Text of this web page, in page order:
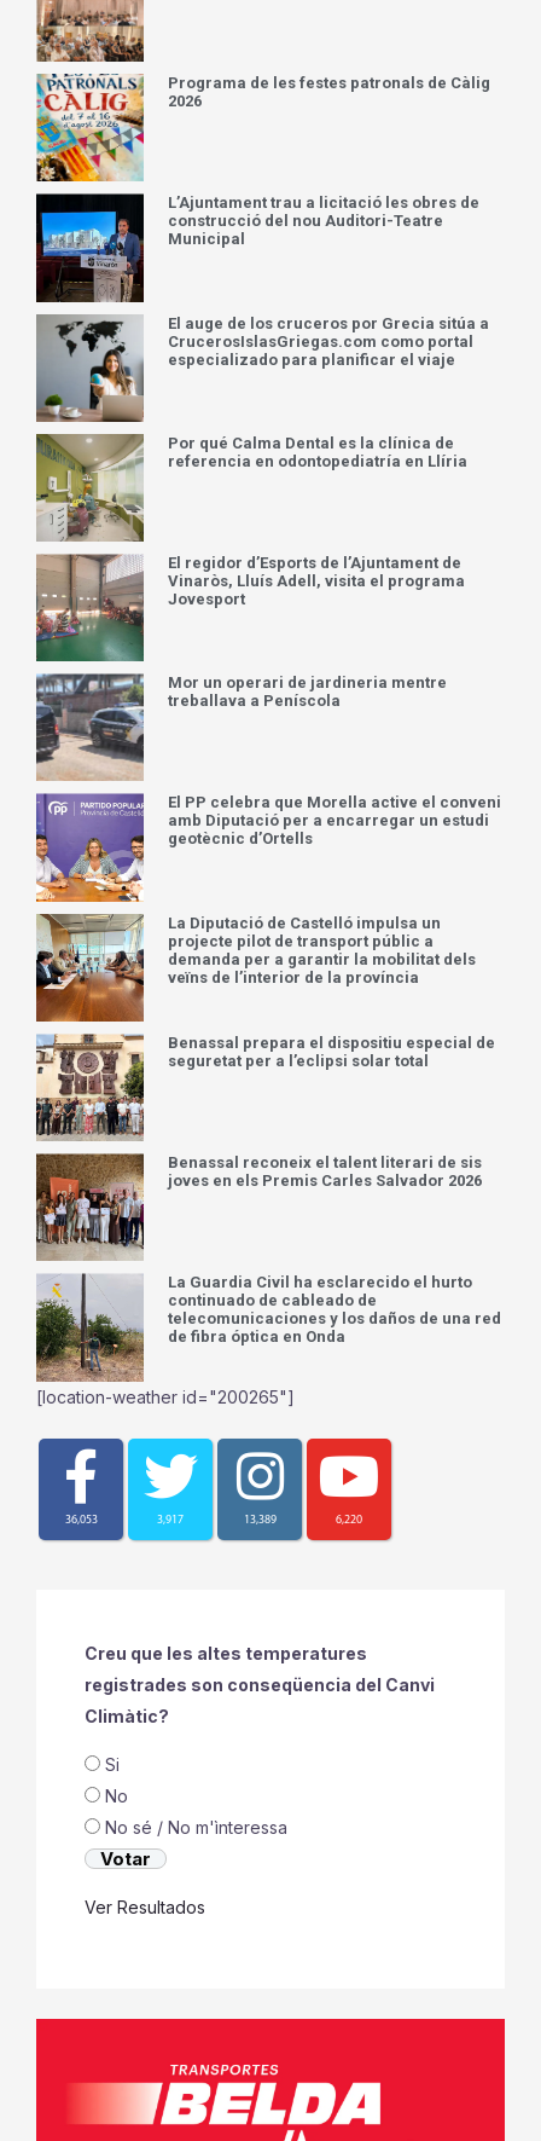
Programa de les festes patronals de Càlig
2026
L’Ajuntament trau a licitació les obres de
construcció del nou Auditori-Teatre
Municipal
El auge de los cruceros por Grecia sitúa a
CrucerosIslasGriegas.com como portal
especializado para planificar el viaje
Por qué Calma Dental es la clínica de
referencia en odontopediatría en Llíria
El regidor d’Esports de l’Ajuntament de
Vinaròs, Lluís Adell, visita el programa
Jovesport
Mor un operari de jardineria mentre
treballava a Peníscola
El PP celebra que Morella active el conveni
amb Diputació per a encarregar un estudi
geotècnic d’Ortells
La Diputació de Castelló impulsa un
projecte pilot de transport públic a
demanda per a garantir la mobilitat dels
veïns de l’interior de la província
Benassal prepara el dispositiu especial de
seguretat per a l’eclipsi solar total
Benassal reconeix el talent literari de sis
joves en els Premis Carles Salvador 2026
La Guardia Civil ha esclarecido el hurto
continuado de cableado de
telecomunicaciones y los daños de una red
de fibra óptica en Onda
[location-weather id="200265"]
36,053 3,917 13,389 6,220
Creu que les altes temperatures
registrades son conseqüencia del Canvi
Climàtic?
Si
No
No sé / No m'ìnteressa
Ver Resultados